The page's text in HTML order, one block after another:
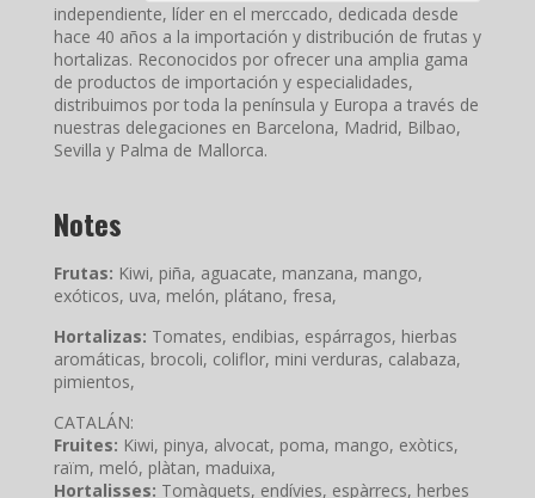
independiente, líder en el merccado, dedicada desde
hace 40 años a la importación y distribución de frutas y
hortalizas. Reconocidos por ofrecer una amplia gama
de productos de importación y especialidades,
distribuimos por toda la península y Europa a través de
nuestras delegaciones en Barcelona, Madrid, Bilbao,
Sevilla y Palma de Mallorca.
Notes
Frutas: Kiwi, piña, aguacate, manzana, mango,
exóticos, uva, melón, plátano, fresa,
Hortalizas: Tomates, endibias, espárragos, hierbas
aromáticas, brocoli, coliflor, mini verduras, calabaza,
pimientos,
CATALÁN:
Fruites: Kiwi, pinya, alvocat, poma, mango, exòtics,
raïm, meló, plàtan, maduixa,
Hortalisses: Tomàquets, endívies, espàrrecs, herbes